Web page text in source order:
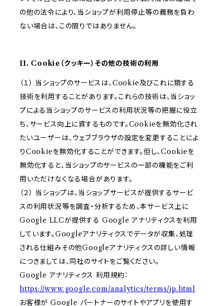
の他の法令により、当ショップが利用停止等の義務を負わ
ない場合は、この限りではありません。
11. Cookie（クッキー）その他の技術の利用
（１） 当ショップのサービスは、Cookie及びこれに類する
技術を利用することがあります。これらの技術は、当ショッ
プによる当ショップのサービスの利用状況等の把握に役立
ち、サービス向上に資するものです。Cookieを無効化され
たいユーザーは、ウェブブラウザの設定を変更することによ
りCookieを無効化することができます。但し、Cookieを
無効化すると、当ショップのサービスの一部の機能をご利
用いただけなくなる場合があります。
（２） 当ショップは、当ショップサービスが提供するサービ
スの利用状況等を調査・分析するため、本サービス上に
Google LLCが提供する Google アナリティクスを利用
しています。Googleアナリティクスでデータが収集、処理
される仕組みその他Googleアナリティクスの詳しい情報
につきましては、同社のサイトをご覧ください。
Google アナリティクス 利用規約：
https://www.google.com/analytics/terms/jp.html
お客様が Google パートナーのサイトやアプリを使用す